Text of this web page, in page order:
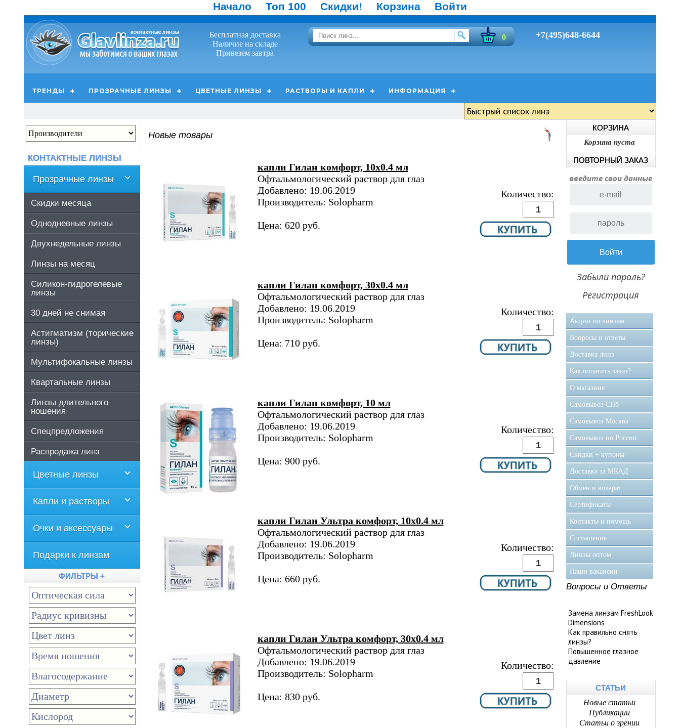
Начало Топ 100 Скидки! Корзина Войти
Бесплатная доставка
Наличие на складе
Привезем завтра
0 +7(495)648-6644
ТРЕНДЫ ПРОЗРАЧНЫЕ ЛИНЗЫ ЦВЕТНЫЕ ЛИНЗЫ РАСТВОРЫ И КАПЛИ ИНФОРМАЦИЯ
Новые товары
капли Гилан комфорт, 10х0.4 мл
Офтальмологический раствор для глаз
Добавлено: 19.06.2019
Производитель: Solopharm
Цена: 620 руб.
Количество:
капли Гилан комфорт, 30х0.4 мл
Офтальмологический раствор для глаз
Добавлено: 19.06.2019
Производитель: Solopharm
Цена: 710 руб.
Количество:
капли Гилан комфорт, 10 мл
Офтальмологический раствор для глаз
Добавлено: 19.06.2019
Производитель: Solopharm
Цена: 900 руб.
Количество:
капли Гилан Ультра комфорт, 10х0.4 мл
Офтальмологический раствор для глаз
Добавлено: 19.06.2019
Производитель: Solopharm
Цена: 660 руб.
Количество:
капли Гилан Ультра комфорт, 30х0.4 мл
Офтальмологический раствор для глаз
Добавлено: 19.06.2019
Производитель: Solopharm
Цена: 830 руб.
Количество:
КОНТАКТНЫЕ ЛИНЗЫ
Прозрачные линзы
Скидки месяца
Однодневные линзы
Двухнедельные линзы
Линзы на месяц
Силикон-гидрогелевые
линзы
30 дней не снимая
Астигматизм (торические
линзы)
Мультифокальные линзы
Квартальные линзы
Линзы длительного
ношения
Спецпредложения
Распродажа линз
Цветные линзы
Капли и растворы
Очки и аксессуары
Подарки к линзам
ФИЛЬТРЫ +
КОРЗИНА
Корзина пуста
ПОВТОРНЫЙ ЗАКАЗ
введите свои данные
Забыли пароль?
Регистрация
Акции по линзам
Вопросы и ответы
Доставка линз
Как оплатить заказ?
О магазине
Самовывоз CПб
Самовывоз Москва
Самовывоз по России
Скидки + купоны
Доставка за МКАД
Обмен и возврат
Сертификаты
Контакты и помощь
Соглашение
Линзы оптом
Наши вакансии
Вопросы и Ответы
Замена линзам FreshLook
Dimensions
Как правильно снять
линзы?
Повышенное глазное
давление
СТАТЬИ
Новые статьи
Публикации
Статьи о зрении